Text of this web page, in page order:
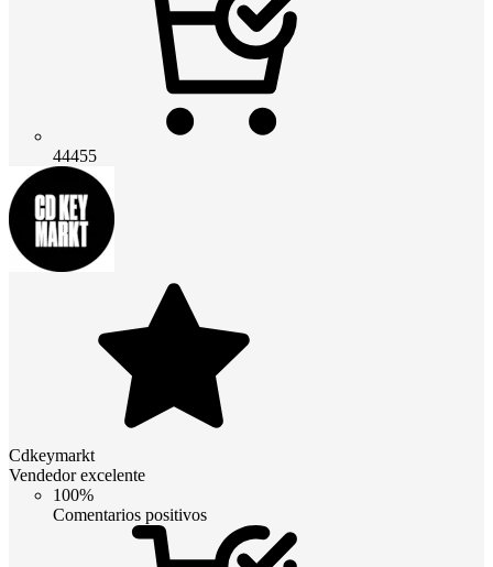
44455
Cdkeymarkt
Vendedor excelente
100%
Comentarios positivos